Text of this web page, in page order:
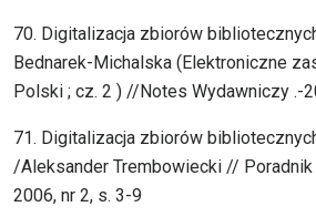
70. Digitalizacja zbiorów
Bednarek-Michalska (Elektroniczne
Polski ; cz. 2 ) //Notes Wydawniczy .-
71. Digitalizacja zbiorów
/Aleksander Trembowiecki //
2006, nr 2, s. 3-9